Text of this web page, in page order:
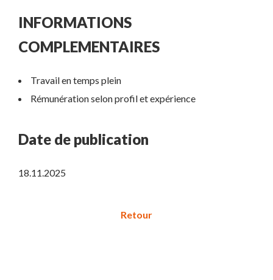
INFORMATIONS
COMPLEMENTAIRES
Travail en temps plein
Rémunération selon profil et expérience
Date de publication
18.11.2025